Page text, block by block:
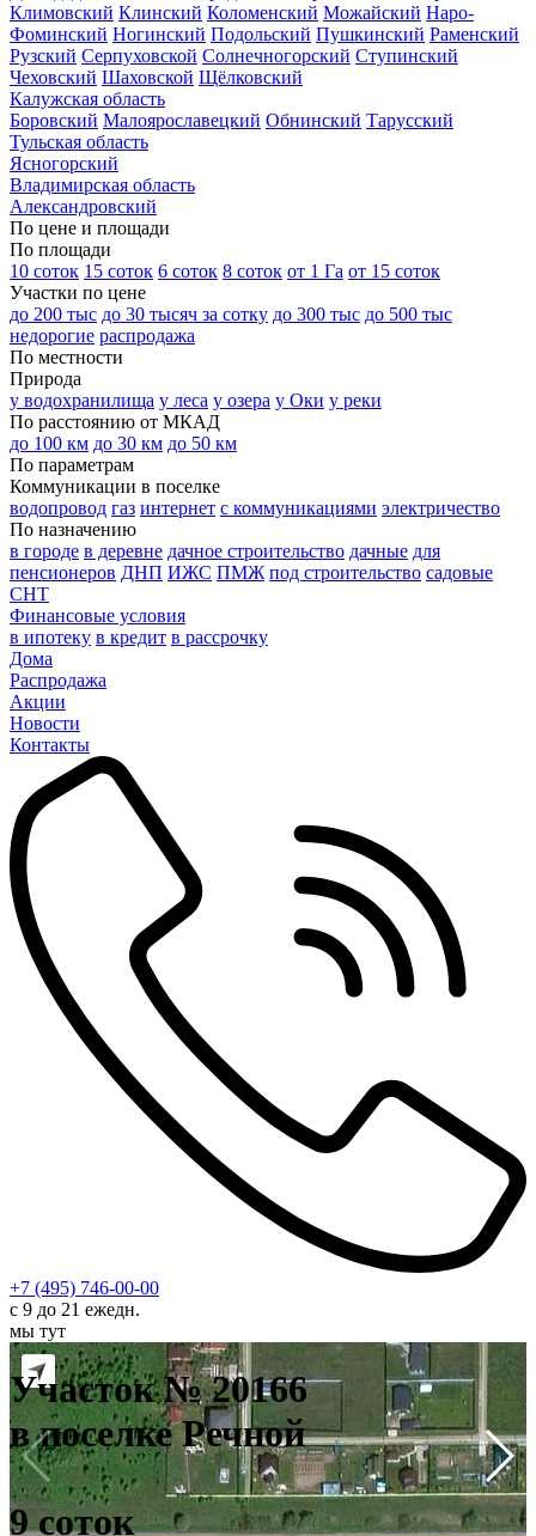
Климовский Клинский Коломенский Можайский Наро-
Фоминский Ногинский Подольский Пушкинский Раменский
Рузский Серпуховской Солнечногорский Ступинский
Чеховский Шаховской Щёлковский
Калужская область
Боровский Малоярославецкий Обнинский Тарусский
Тульская область
Ясногорский
Владимирская область
Александровский
По цене и площади
По площади
10 соток 15 соток 6 соток 8 соток от 1 Га от 15 соток
Участки по цене
до 200 тыс до 30 тысяч за сотку до 300 тыс до 500 тыс
недорогие распродажа
По местности
Природа
у водохранилища у леса у озера у Оки у реки
По расстоянию от МКАД
до 100 км до 30 км до 50 км
По параметрам
Коммуникации в поселке
водопровод газ интернет с коммуникациями электричество
По назначению
в городе в деревне дачное строительство дачные для
пенсионеров ДНП ИЖС ПМЖ под строительство садовые
СНТ
Финансовые условия
в ипотеку в кредит в рассрочку
Дома
Распродажа
Акции
Новости
Контакты
+7 (495) 746-00-00
с 9 до 21 ежедн.
мы тут
Участок № 20166
в поселке Речной
9 соток